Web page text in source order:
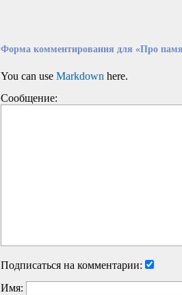
Форма комментирования для «Про
You can useMarkdown here.
Сообщение:
Подписаться на комментарии:
Имя: